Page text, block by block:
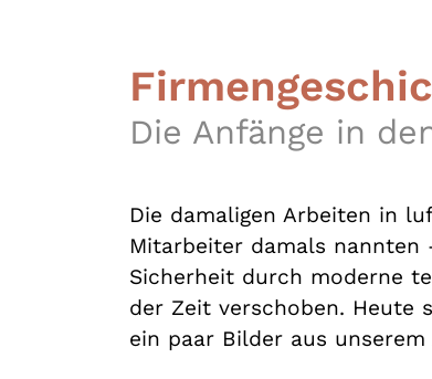
Die Anfänge in
Die damaligen Arbeiten in
Mitarbeiter damals
Sicherheit durch moderne
der Zeit verschoben. Heute
ein paar Bilder aus unserem